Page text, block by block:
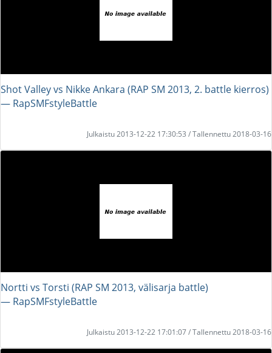
Shot Valley vs Nikke Ankara (RAP SM 2013, 2. battle kierros)
― RapSMFstyleBattle
Julkaistu 2013-12-22 17:30:53 / Tallennettu 2018-03-16
Nortti vs Torsti (RAP SM 2013, välisarja battle)
― RapSMFstyleBattle
Julkaistu 2013-12-22 17:01:07 / Tallennettu 2018-03-16